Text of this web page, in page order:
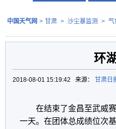
中国天气网 > 甘肃 > 沙尘暴监测 > 气
环
2018-08-01 15:19:42 来源： 甘肃日
在结束了金昌至武威
一天。在团体总成绩位次